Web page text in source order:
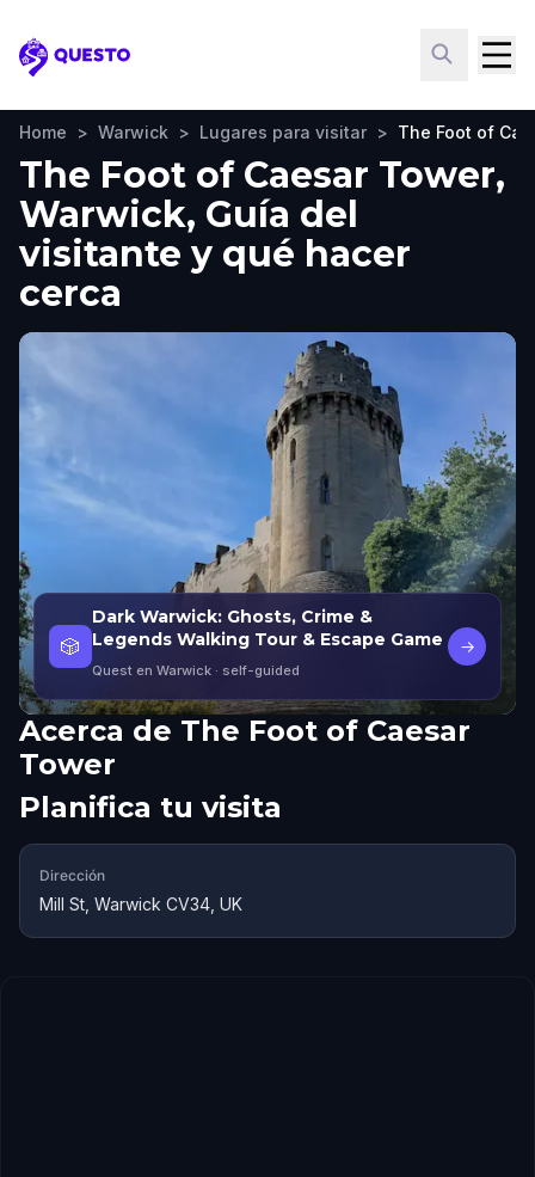
Questo
Home > Warwick > Lugares para visitar > The Foot of
The Foot of Caesar Tower,
Warwick, Guía del
visitante y qué hacer
cerca
🎲
Dark Warwick: Ghosts, Crime &
Legends Walking Tour & Escape Game
Quest en Warwick · self-guided
→
Acerca de The Foot of Caesar
Tower
Planifica tu visita
Dirección
Mill St, Warwick CV34, UK